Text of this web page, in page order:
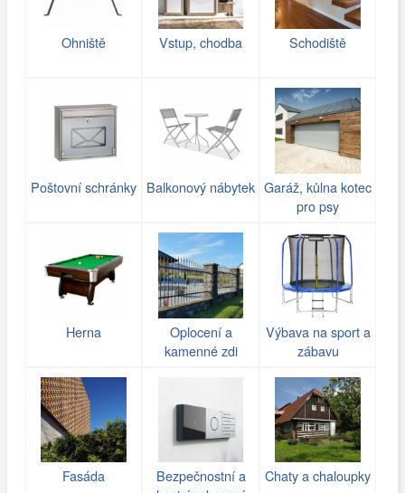
Ohniště Vstup, chodba Schodiště
Poštovní schránky Balkonový nábytek Garáž, kůlna kotec
pro psy
Herna
Oplocení a
kamenné zdi
Výbava na sport a
zábavu
Fasáda
Bezpečnostní a
Chaty a chaloupky